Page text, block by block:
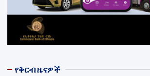
የቅርብ ዜናዎች